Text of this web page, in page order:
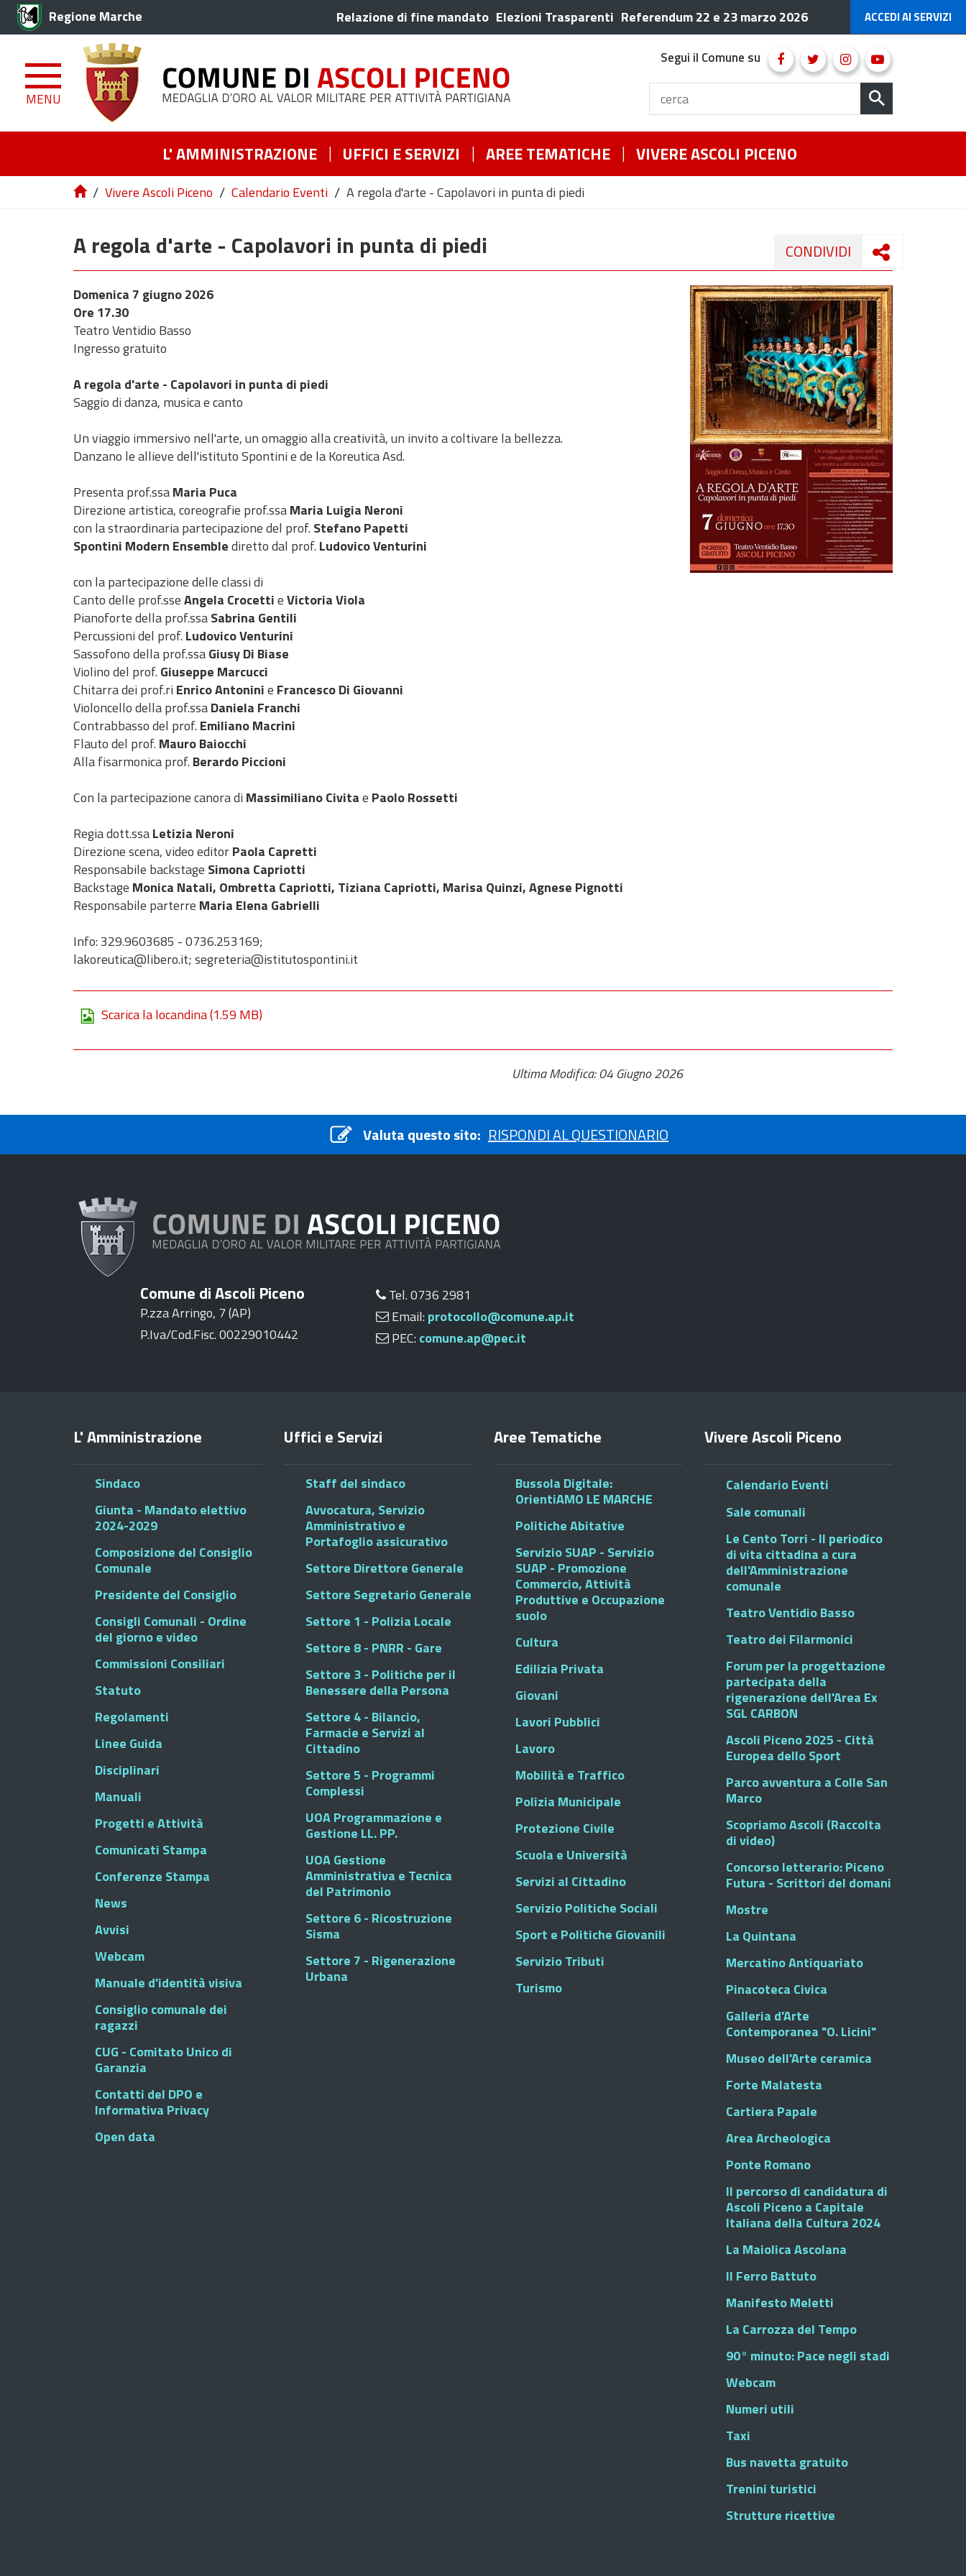
Regione Marche Relazione di fine mandato Elezioni Trasparenti Referendum 22 e 23 marzo 2026 ACCEDI AI SERVIZI
MENU
Segui il Comune su
L' AMMINISTRAZIONE UFFICI E SERVIZI AREE TEMATICHE VIVERE ASCOLI PICENO
/ Vivere Ascoli Piceno / Calendario Eventi / A regola d'arte - Capolavori in punta di piedi
CONDIVIDI
A regola d'arte - Capolavori in punta di piedi
Domenica 7 giugno 2026
Ore 17.30
Teatro Ventidio Basso
Ingresso gratuito
A regola d'arte - Capolavori in punta di piedi
Saggio di danza, musica e canto
Un viaggio immersivo nell'arte, un omaggio alla creatività, un invito a coltivare la bellezza.
Danzano le allieve dell'istituto Spontini e de la Koreutica Asd.
Presenta prof.ssaMaria Puca
Direzione artistica, coreografie prof.ssaMaria Luigia Neroni
con la straordinaria partecipazione del prof. Stefano Papetti
Spontini Modern Ensemblediretto dal prof. Ludovico Venturini
con la partecipazione delle classi di
Canto delle prof.sseAngela CrocettieVictoria Viola
Pianoforte della prof.ssaSabrina Gentili
Percussioni del prof. Ludovico Venturini
Sassofono della prof.ssaGiusy Di Biase
Violino del prof. Giuseppe Marcucci
Chitarra dei prof.ri Enrico Antoninie Francesco Di Giovanni
Violoncello della prof.ssaDaniela Franchi
Contrabbasso del prof. Emiliano Macrini
Flauto del prof. Mauro Baiocchi
Alla fisarmonica prof. Berardo Piccioni
Con la partecipazione canora di Massimiliano Civitae Paolo Rossetti
Regia dott.ssaLetizia Neroni
Direzione scena, video editorPaola Capretti
Responsabile backstage Simona Capriotti
Backstage Monica Natali, Ombretta Capriotti, Tiziana Capriotti, Marisa Quinzi, Agnese Pignotti
Responsabile parterre Maria Elena Gabrielli
Info: 329.9603685 - 0736.253169;
lakoreutica@libero.it; segreteria@istitutospontini.it
Scarica la locandina(1.59 MB)
Ultima Modifica: 04 Giugno 2026
Valuta questo sito: RISPONDI AL QUESTIONARIO
Comune di Ascoli Piceno
P.zza Arringo, 7 (AP)
P.Iva/Cod.Fisc. 00229010442
Tel. 0736 2981
Email: protocollo@comune.ap.it
PEC: comune.ap@pec.it
L' Amministrazione
Sindaco
Giunta - Mandato elettivo
2024-2029
Composizione del Consiglio
Comunale
Presidente del Consiglio
Consigli Comunali - Ordine
del giorno e video
Commissioni Consiliari
Statuto
Regolamenti
Linee Guida
Disciplinari
Manuali
Progetti e Attività
Comunicati Stampa
Conferenze Stampa
News
Avvisi
Webcam
Manuale d'identità visiva
Consiglio comunale dei
ragazzi
CUG - Comitato Unico di
Garanzia
Contatti del DPO e
Informativa Privacy
Open data
Uffici e Servizi
Staff del sindaco
Avvocatura, Servizio
Amministrativo e
Portafoglio assicurativo
Settore Direttore Generale
Settore Segretario Generale
Settore 1 - Polizia Locale
Settore 8 - PNRR - Gare
Settore 3 - Politiche per il
Benessere della Persona
Settore 4 - Bilancio,
Farmacie e Servizi al
Cittadino
Settore 5 - Programmi
Complessi
UOA Programmazione e
Gestione LL. PP.
UOA Gestione
Amministrativa e Tecnica
del Patrimonio
Settore 6 - Ricostruzione
Sisma
Settore 7 - Rigenerazione
Urbana
Aree Tematiche
Bussola Digitale:
OrientiAMO LE MARCHE
Politiche Abitative
Servizio SUAP - Servizio
SUAP - Promozione
Commercio, Attività
Produttive e Occupazione
suolo
Cultura
Edilizia Privata
Giovani
Lavori Pubblici
Lavoro
Mobilità e Traffico
Polizia Municipale
Protezione Civile
Scuola e Università
Servizi al Cittadino
Servizio Politiche Sociali
Sport e Politiche Giovanili
Servizio Tributi
Turismo
Vivere Ascoli Piceno
Calendario Eventi
Sale comunali
Le Cento Torri - Il periodico
di vita cittadina a cura
dell'Amministrazione
comunale
Teatro Ventidio Basso
Teatro dei Filarmonici
Forum per la progettazione
partecipata della
rigenerazione dell'Area Ex
SGL CARBON
Ascoli Piceno 2025 - Città
Europea dello Sport
Parco avventura a Colle San
Marco
Scopriamo Ascoli (Raccolta
di video)
Concorso letterario: Piceno
Futura - Scrittori del domani
Mostre
La Quintana
Mercatino Antiquariato
Pinacoteca Civica
Galleria d'Arte
Contemporanea "O. Licini"
Museo dell'Arte ceramica
Forte Malatesta
Cartiera Papale
Area Archeologica
Ponte Romano
Il percorso di candidatura di
Ascoli Piceno a Capitale
Italiana della Cultura 2024
La Maiolica Ascolana
Il Ferro Battuto
Manifesto Meletti
La Carrozza del Tempo
90° minuto: Pace negli stadi
Webcam
Numeri utili
Taxi
Bus navetta gratuito
Trenini turistici
Strutture ricettive